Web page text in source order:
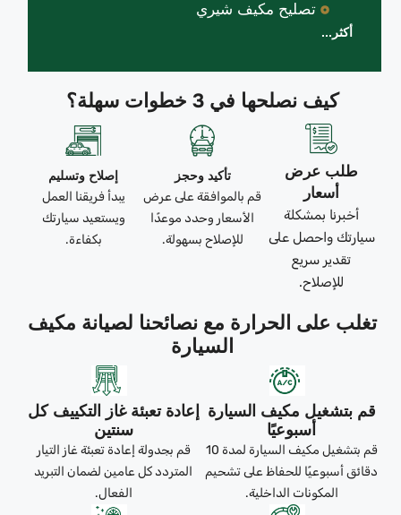
كيف نصلحها في 3 خطوات سهلة؟
طلب عرض
أسعار
أخبرنا بمشكلة
سيارتك واحصل على
تقدير سريع
للإصلاح.
تأكيد وحجز
قم بالموافقة على عرض
الأسعار وحدد موعدًا
للإصلاح بسهولة.
إصلاح وتسليم
يبدأ فريقنا العمل
ويستعيد سيارتك
بكفاءة.
تغلب على الحرارة مع نصائحنا لصيانة مكيف
السيارة
قم بتشغيل مكيف السيارة
أسبوعيًا
قم بتشغيل مكيف السيارة لمدة 10
دقائق أسبوعيًا للحفاظ على تشحيم
المكونات الداخلية.
إعادة تعبئة غاز التكييف كل
سنتين
قم بجدولة إعادة تعبئة غاز التيار
المتردد كل عامين لضمان التبريد
الفعال.
تصليح مكيف شيري
أكثر...